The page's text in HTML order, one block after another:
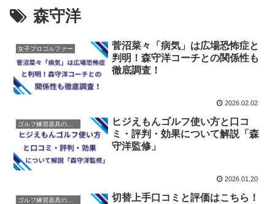
森守洋
女子プロゴルファー
菅沼菜々「病気」は広場恐怖症と
判明！森守洋コーチとの関係性も
徹底調査！
2026.02.02
ゴルフ練習器具の紹介
ヒジえもんゴルフ使い方と口コ
ミ・評判・効果について解説「森
守洋監修」
2026.01.20
ゴルフ練習器具の紹介 切替上手口コミと評価はこちら！